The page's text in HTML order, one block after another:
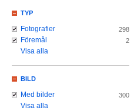
TYP
Fotografier 298
Föremål 2
Visa alla
BILD
Med bilder 300
Visa alla